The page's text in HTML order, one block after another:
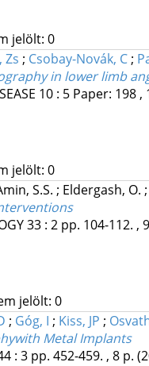
jelölt: 0
Zs ; Csobay-Novák, C;
in lower limb
10: 5 Paper: 198 ,
jelölt: 0
S.S. ; Eldergash, O. ;
33: 2 pp. 104-112. ,
jelölt: 0
; Góg, I ; Kiss, JP ;
Metal Implants
: 3 pp. 452-459. , 8 p.